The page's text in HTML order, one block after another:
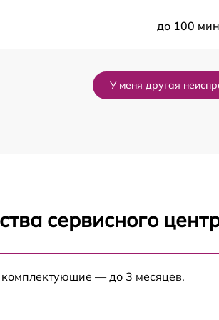
до 100 мин
до 60 мин
У меня другая
сервисного
комплектующие — до 3 месяцев.